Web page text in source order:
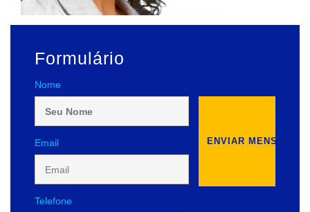
Formulário
Nome
Email
Telefone